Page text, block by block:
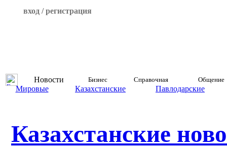
вход / регистрация
Новости Бизнес Справочная Общение
Мировые Казахстанские Павлодарские
Казахстанские